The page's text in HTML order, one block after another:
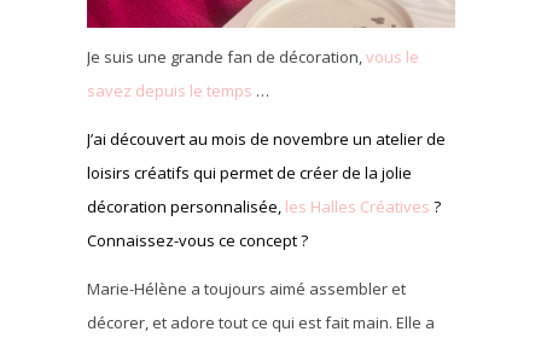
Je suis une grande fan de décoration,vous le
savez depuis le temps …
J’ai découvert au mois de novembre un atelier de
loisirs créatifs qui permet de créer de la jolie
décoration personnalisée, les Halles Créatives ?
Connaissez-vous ce concept ?
Marie-Hélène a toujours aimé assembler et
décorer, et adore tout ce qui est fait main. Elle a